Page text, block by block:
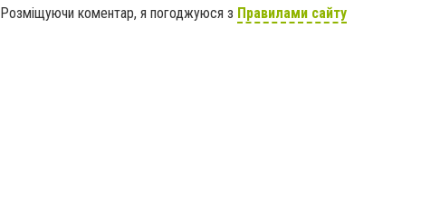
Розміщуючи коментар, я погоджуюся з Правилами сайту